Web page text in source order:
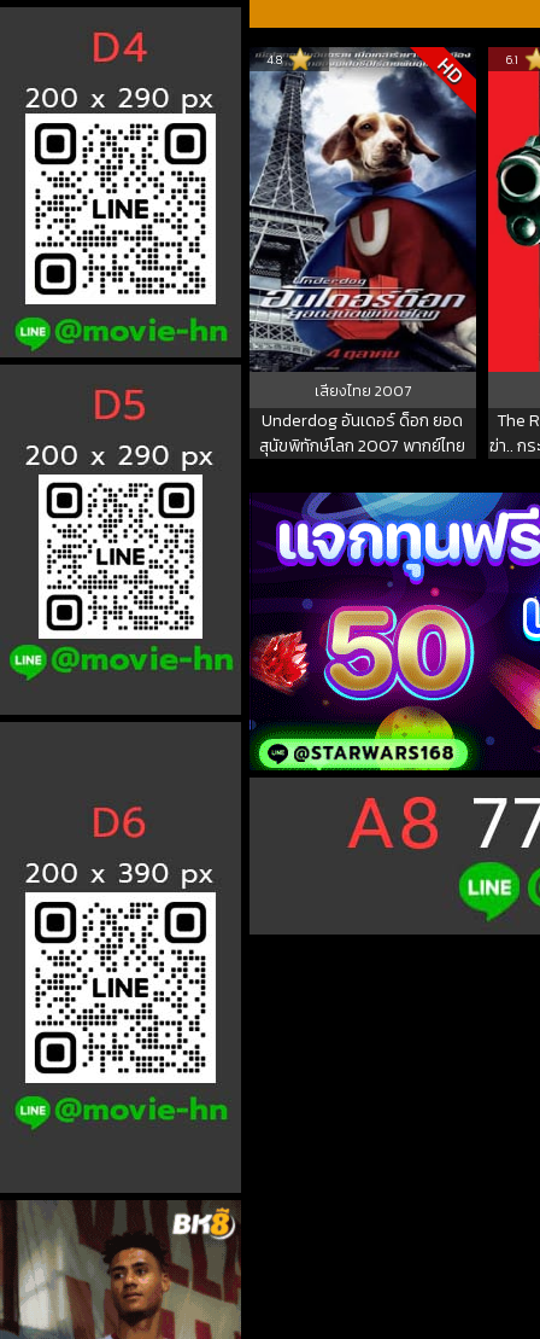
4.8 HD
เสียงไทย 2007
Underdog อันเดอร์ ด็อก ยอด
สุนัขพิทักษ์โลก 2007 พากย์ไทย
6.1
The
ฆ่า.. ก